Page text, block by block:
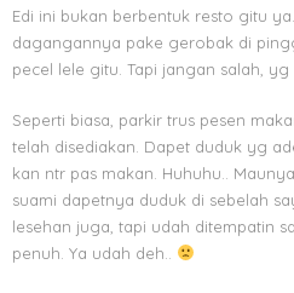
Edi ini bukan berbentuk resto gitu
dagangannya pake gerobak di
pecel lele gitu. Tapi jangan salah, yg
Seperti biasa, parkir trus pesen
telah disediakan. Dapet duduk yg
kan ntr pas makan. Huhuhu..
suami dapetnya duduk di sebelah
lesehan juga, tapi udah ditempatin
penuh. Ya udah deh..